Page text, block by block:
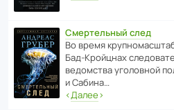
Смертельный след
Во время
Бад‑Крой­цнах
ведомства уголо­вной
и Сабина…
‹Далее›